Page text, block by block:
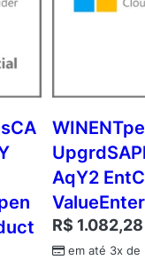
AqY2
R$ 1.082,28
em até 3x de